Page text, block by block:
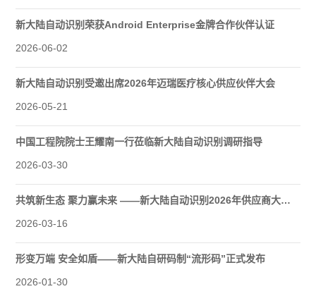
新大陆自动识别荣获Android Enterprise金牌合作伙伴认证
2026-06-02
新大陆自动识别受邀出席2026年迈瑞医疗核心供应伙伴大会
2026-05-21
中国工程院院士王耀南一行莅临新大陆自动识别调研指导
2026-03-30
共筑新生态 聚力赢未来 ——新大陆自动识别2026年供应商大会圆满举行
2026-03-16
形变万端 安全如盾——新大陆自研码制“流形码”正式发布
2026-01-30